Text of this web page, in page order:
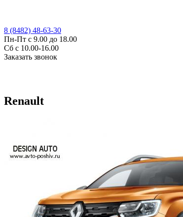
8 (8482) 48-63-30
Пн-Пт с 9.00 до 18.00
Сб с 10.00-16.00
Заказать звонок
Renault